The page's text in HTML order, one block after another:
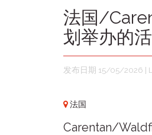
法国/
划举办的
发布日期 15/05/2026 |
法国
Carentan/